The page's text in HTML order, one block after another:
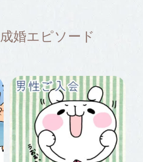
婚エピソード